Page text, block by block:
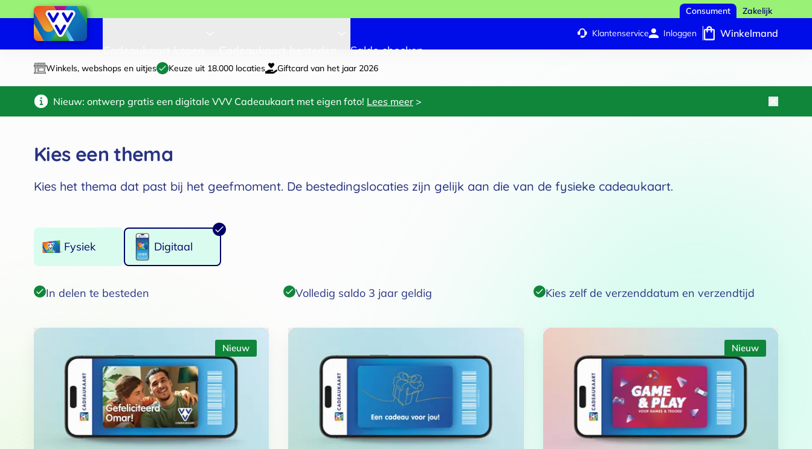
Consument Zakelijk
Saldo checken
Klantenservice Inloggen Winkelmand
Winkels, webshops en uitjes Keuze uit 18.000 locaties Giftcard van het jaar 2026
Nieuw: ontwerp gratis een digitale VVV Cadeaukaart met eigen foto! Lees meer >
Kies een thema
Kies het thema dat past bij het geefmoment. De bestedingslocaties zijn gelijk aan die van de fysieke cadeaukaart.
Fysiek Digitaal
Nieuw Nieuw